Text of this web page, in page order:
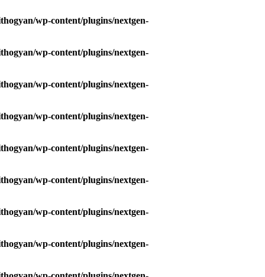
wp-content/plugins/nextgen-
wp-content/plugins/nextgen-
wp-content/plugins/nextgen-
wp-content/plugins/nextgen-
wp-content/plugins/nextgen-
wp-content/plugins/nextgen-
wp-content/plugins/nextgen-
wp-content/plugins/nextgen-